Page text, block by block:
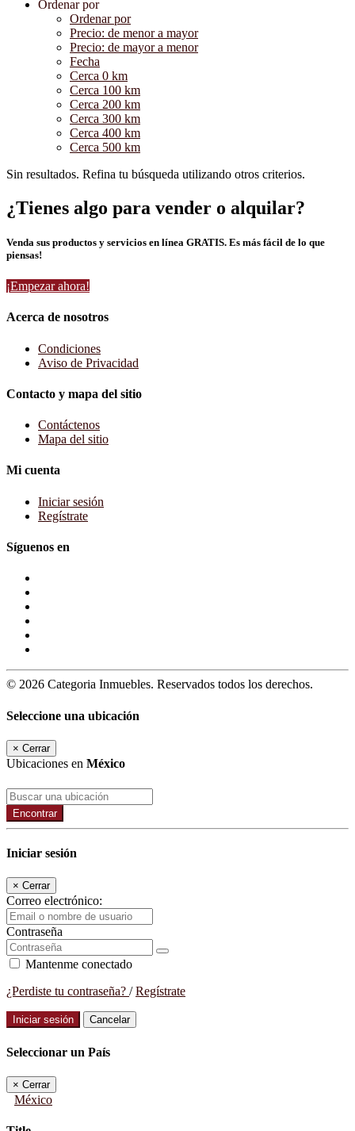
Ordenar por
Ordenar por
Precio: de menor a mayor
Precio: de mayor a menor
Fecha
Cerca 0 km
Cerca 100 km
Cerca 200 km
Cerca 300 km
Cerca 400 km
Cerca 500 km
Sin resultados. Refina tu búsqueda utilizando otros criterios.
¿Tienes algo para vender o alquilar?
Venda sus productos y servicios en línea GRATIS. Es más fácil de lo que
piensas!
¡Empezar ahora!
Acerca de nosotros
Condiciones
Aviso de Privacidad
Contacto y mapa del sitio
Contáctenos
Mapa del sitio
Mi cuenta
Iniciar sesión
Regístrate
Síguenos en
© 2026 Categoria Inmuebles. Reservados todos los derechos.
Seleccione una ubicación
× Cerrar
Ubicaciones en México
Encontrar
Iniciar sesión
× Cerrar
Correo electrónico:
Contraseña
Mantenme conectado
¿Perdiste tu contraseña? /Regístrate
Iniciar sesión Cancelar
Seleccionar un País
× Cerrar
México